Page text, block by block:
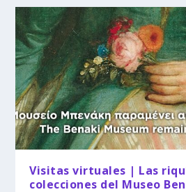
Visitas virtuales | Las
colecciones del Museo